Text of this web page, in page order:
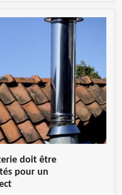
doit être
pour un